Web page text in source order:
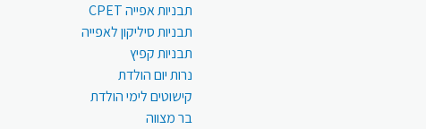
תבניות אפייה CPET
תבניות סיליקון לאפייה
תבניות קפיץ
נרות יום הולדת
קישוטים לימי הולדת
בר מצווה